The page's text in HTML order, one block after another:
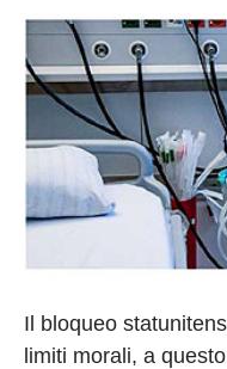
Il bloqueo
limiti morali, a